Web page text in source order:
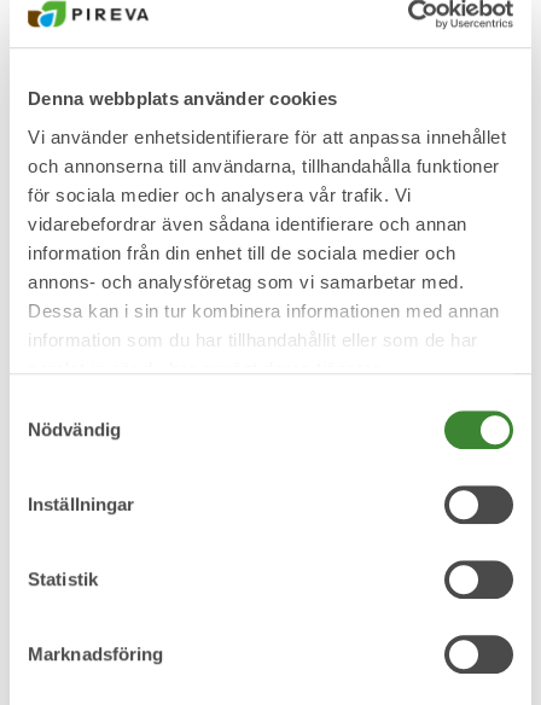
Denna webbplats använder cookies
Vi använder enhetsidentifierare för att anpassa innehållet
och annonserna till användarna, tillhandahålla funktioner
för sociala medier och analysera vår trafik. Vi
vidarebefordrar även sådana identifierare och annan
information från din enhet till de sociala medier och
annons- och analysföretag som vi samarbetar med.
Dessa kan i sin tur kombinera informationen med annan
information som du har tillhandahållit eller som de har
Nödvändig
Inställningar
Statistik
Marknadsföring
erfarenheter och bildar tillsammans ett bra team
när vi jobbar med problemlösning och att ständig
När Magnus började på Pireva fick han ta del av ett
upplärningsprogram som innebär att han gick gå
bredvid en mentor i sex månader.
– Jag gick parallellt med min mentor under den
tiden och fick samtidigt gå flertalet utbildningar.
Ungefär sex månader senare var jag redo att flyga
ut ur boet och ta plats i beredskapsgruppen. Pireva
introduktionen till jobbet, avslutar Magnus.